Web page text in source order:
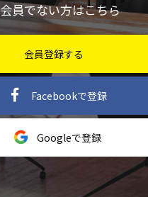
会員でない方はこちら
会員登録する
Facebookで登録
Googleで登録